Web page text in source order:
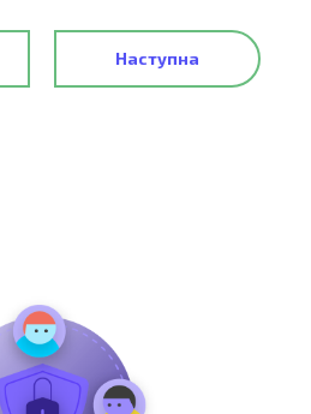
Наступна